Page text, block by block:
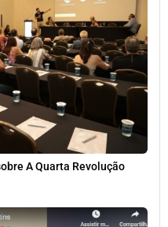
A Quarta Revolução